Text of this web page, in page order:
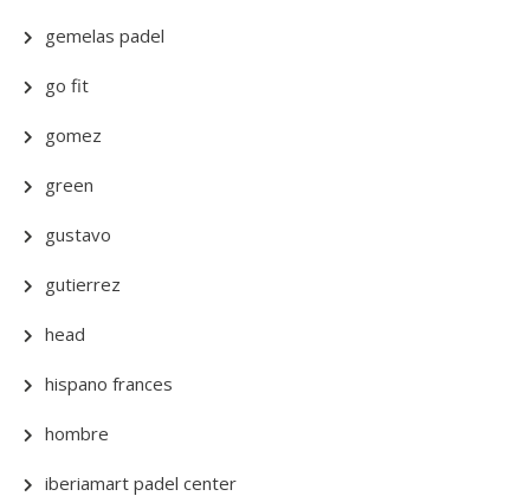
gemelas padel
go fit
gomez
green
gustavo
gutierrez
head
hispano frances
hombre
iberiamart padel center